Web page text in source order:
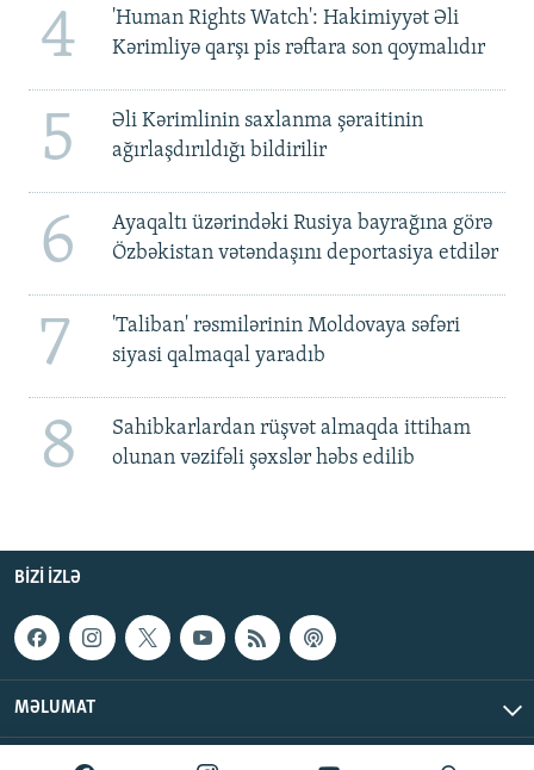
4
'Human Rights Watch': Hakimiyyət Əli
Kərimliyə qarşı pis rəftara son qoymalıdır
5
Əli Kərimlinin saxlanma şəraitinin
ağırlaşdırıldığı bildirilir
6
Ayaqaltı üzərindəki Rusiya bayrağına görə
Özbəkistan vətəndaşını deportasiya etdilər
7
'Taliban' rəsmilərinin Moldovaya səfəri
siyasi qalmaqal yaradıb
8
Sahibkarlardan rüşvət almaqda ittiham
olunan vəzifəli şəxslər həbs edilib
BIZI IZLƏ
MƏLUMAT